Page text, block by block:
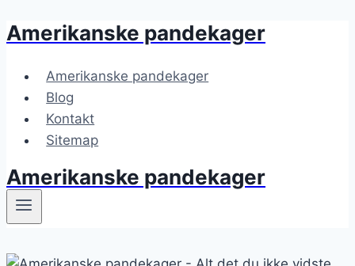
Fortsæt
indhold
Amerikanske pandekager
Amerikanske pandekager
Blog
Kontakt
Sitemap
Amerikanske pandekager